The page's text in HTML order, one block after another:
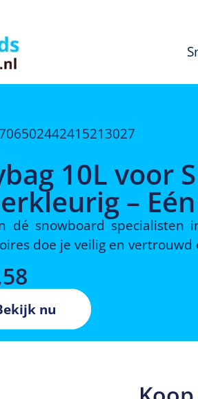
10L voor
–
dé snowboard specialisten
doe je veilig en
nu